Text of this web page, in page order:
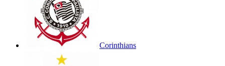
Corinthians